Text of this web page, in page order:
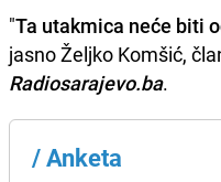
"Ta utakmica neće biti
jasno Željko Komšić,
Radiosarajevo.ba.
/Anketa